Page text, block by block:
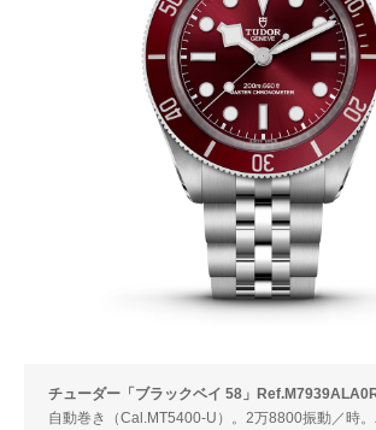
チューダー「ブラックベイ 58」
自動巻き（Cal.MT5400-U）。2万8800振動／時